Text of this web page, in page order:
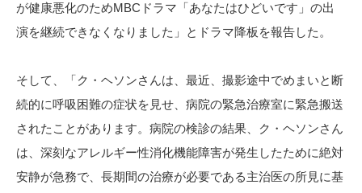
が健康悪化のためMBCドラマ「あなたはひどいです」の出
演を継続できなくなりました」とドラマ降板を報告した。
そして、「ク・ヘソンさんは、最近、撮影途中でめまいと断
続的に呼吸困難の症状を見せ、病院の緊急治療室に緊急搬送
されたことがあります。病院の検診の結果、ク・ヘソンさん
は、深刻なアレルギー性消化機能障害が発生したために絶対
安静が急務で、長期間の治療が必要である主治医の所見に基